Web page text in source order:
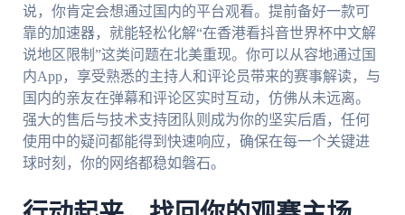
说，你肯定会想通过国内的平台观看。提前备好一款可
靠的加速器，就能轻松化解“在香港看抖音世界杯中文解
说地区限制”这类问题在北美重现。你可以从容地通过国
内App，享受熟悉的主持人和评论员带来的赛事解读，与
国内的亲友在弹幕和评论区实时互动，仿佛从未远离。
强大的售后与技术支持团队则成为你的坚实后盾，任何
使用中的疑问都能得到快速响应，确保在每一个关键进
球时刻，你的网络都稳如磐石。